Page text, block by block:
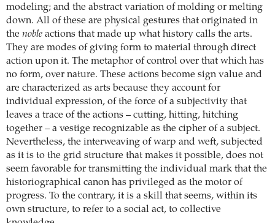
modeling; and the abstract variation of molding or melting
down. All of these are physical gestures that originated in
the noble actions that made up what history calls the arts.
They are modes of giving form to material through direct
action upon it. The metaphor of control over that which has
no form, over nature. These actions become sign value and
are characterized as arts because they account for
individual expression, of the force of a subjectivity that
leaves a trace of the actions – cutting, hitting, hitching
together – a vestige recognizable as the cipher of a subject.
Nevertheless, the interweaving of warp and weft, subjected
as it is to the grid structure that makes it possible, does not
seem favorable for transmitting the individual mark that the
historiographical canon has privileged as the motor of
progress. To the contrary, it is a skill that seems, within its
own structure, to refer to a social act, to collective